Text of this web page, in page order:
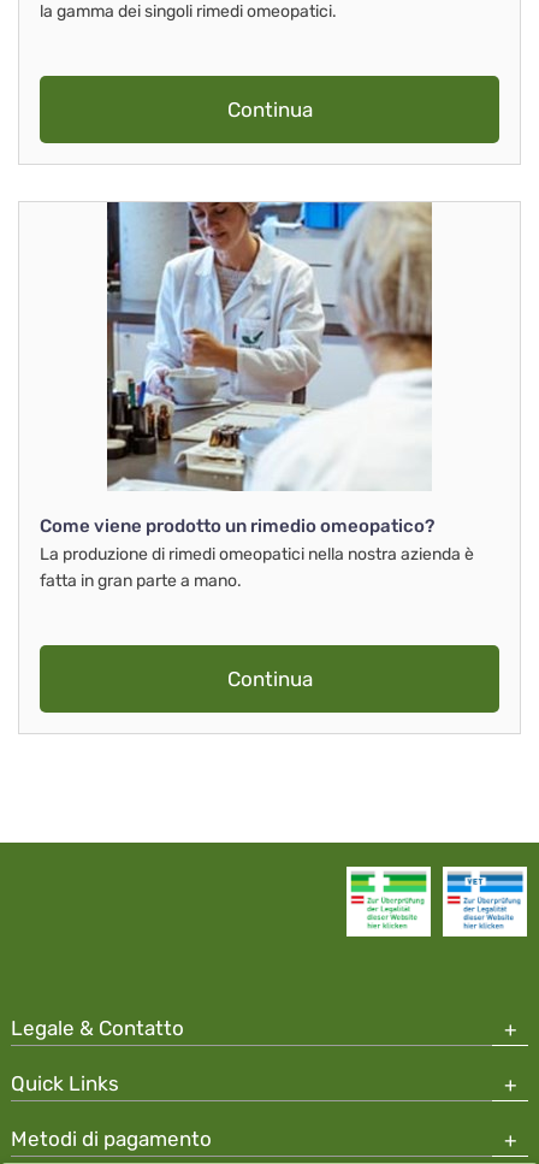
la gamma dei singoli rimedi omeopatici.
Continua
Come viene prodotto un rimedio omeopatico?
La produzione di rimedi omeopatici nella nostra azienda è
fatta in gran parte a mano.
Continua
Legale & Contatto
Quick Links
Metodi di pagamento